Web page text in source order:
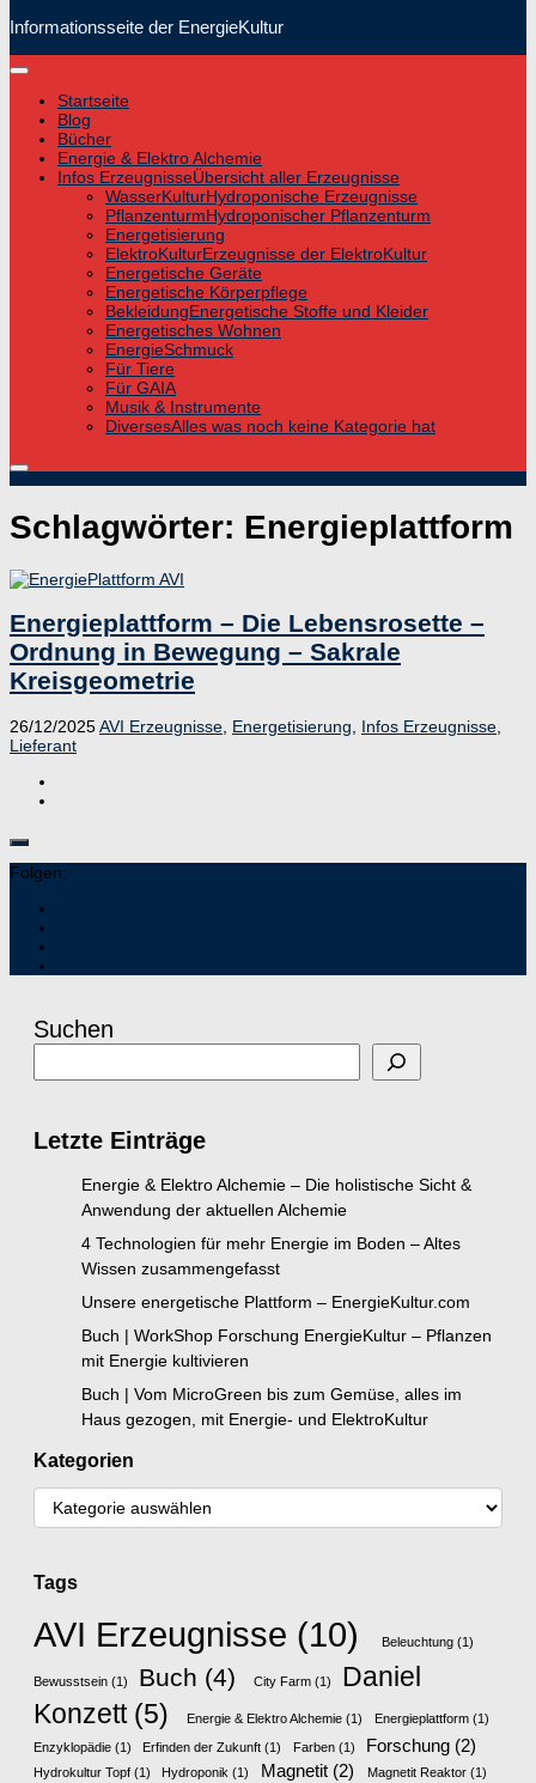
Informationsseite der EnergieKultur
Startseite
Blog
Bücher
Energie & Elektro Alchemie
Infos ErzeugnisseÜbersicht aller Erzeugnisse
WasserKulturHydroponische Erzeugnisse
PflanzenturmHydroponischer Pflanzenturm
Energetisierung
ElektroKulturErzeugnisse der ElektroKultur
Energetische Geräte
Energetische Körperpflege
BekleidungEnergetische Stoffe und Kleider
Energetisches Wohnen
EnergieSchmuck
Für Tiere
Für GAIA
Musik & Instrumente
DiversesAlles was noch keine Kategorie hat
Schlagwörter: Energieplattform
Energieplattform – Die Lebensrosette –
Ordnung in Bewegung – Sakrale
Kreisgeometrie
26/12/2025AVI Erzeugnisse Energetisierung Infos Erzeugnisse
Lieferant
Folgen:
Suchen
Letzte Einträge
Energie & Elektro Alchemie – Die holistische Sicht &
Anwendung der aktuellen Alchemie
4 Technologien für mehr Energie im Boden – Altes
Wissen zusammengefasst
Unsere energetische Plattform – EnergieKultur.com
Buch | WorkShop Forschung EnergieKultur – Pflanzen
mit Energie kultivieren
Buch | Vom MicroGreen bis zum Gemüse, alles im
Haus gezogen, mit Energie- und ElektroKultur
Kategorien
Tags
AVI Erzeugnisse (10) Beleuchtung(1)
Bewusstsein (1) Buch (4) City Farm(1)
Daniel
Konzett(5) Energie & Elektro Alchemie (1) Energieplattform(1)
Enzyklopädie (1) Erfinden der Zukunft (1) Farben(1) Forschung(2)
Hydrokultur Topf (1) Hydroponik (1) Magnetit(2) Magnetit Reaktor (1)